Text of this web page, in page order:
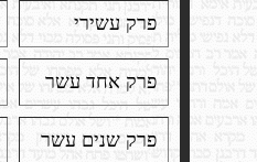
פרק עשירי
פרק אחד עשר
פרק שנים עשר